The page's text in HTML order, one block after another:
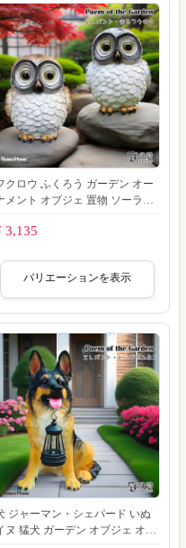
クロウ ふくろう ガーデン オー
メント オブジェ 置物 ソーラー
3,135
バリエーションを表示
ジャーマン・シェパード いぬ
ヌ 猛犬 ガーデン オブジェ オー